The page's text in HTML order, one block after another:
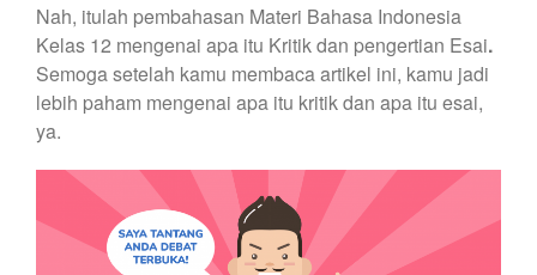
Nah, itulah pembahasan Materi Bahasa Indonesia
Kelas 12 mengenai apa itu Kritik dan pengertian Esai.
Semoga setelah kamu membaca artikel ini, kamu jadi
lebih paham mengenai apa itu kritik dan apa itu esai,
ya.